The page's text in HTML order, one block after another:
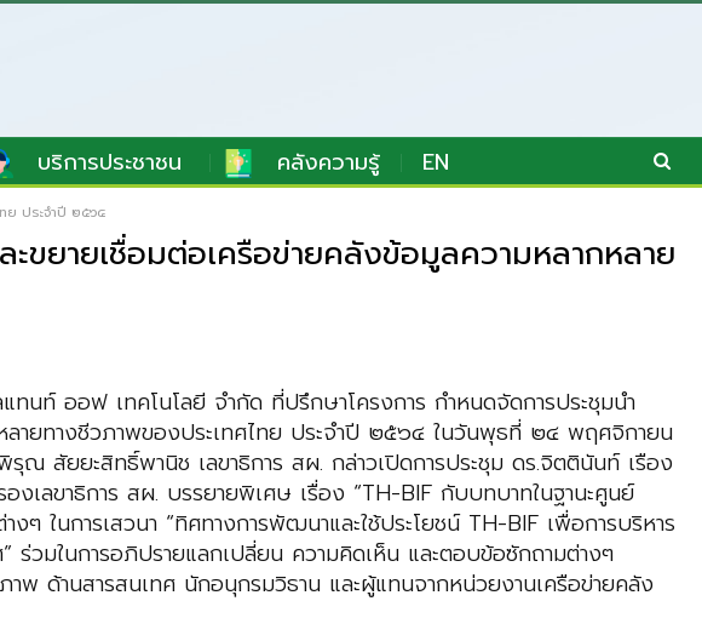
บริการประชาชน คลังความรู้ EN
ย ประจำปี ๒๕๖๔
ะขยายเชื่อมต่อเครือข่ายคลังข้อมูลความหลากหลาย
นท์ ออฟ เทคโนโลยี จำกัด ที่ปรึกษาโครงการ กำหนดจัดการประชุมนำ
หลายทางชีวภาพของประเทศไทย ประจำปี ๒๕๖๔ ในวันพุธที่ ๒๔ พฤศจิกายน
สัยยะสิทธิ์พานิช เลขาธิการ สผ. กล่าวเปิดการประชุม ดร.จิตตินันท์ เรือง
งเลขาธิการ สผ. บรรยายพิเศษ เรื่อง “TH-BIF กับบทบาทในฐานะศูนย์
ๆ ในการเสวนา “ทิศทางการพัฒนาและใช้ประโยชน์ TH-BIF เพื่อการบริหาร
ร่วมในการอภิปรายแลกเปลี่ยน ความคิดเห็น และตอบข้อซักถามต่างๆ
พ ด้านสารสนเทศ นักอนุกรมวิธาน และผู้แทนจากหน่วยงานเครือข่ายคลัง